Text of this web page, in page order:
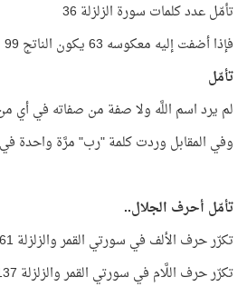
تأمّل عدد كلمات سورة الزلزلة 36
فإذا أضفت إليه معكوسه 63 يكون الناتج 99
تأمّل
لم يرد اسم اللَّه ولا صفة من صفاته في أي
وفي المقابل وردت كلمة "رب" مرَّة واحدة
تأمّل أحرف الجلال..
تكرّر حرف الألف في سورتي القمر والزلزلة 261 مرّة.
تكرّر حرف اللَّام في سورتي القمر والزلزلة 137 مرّة.